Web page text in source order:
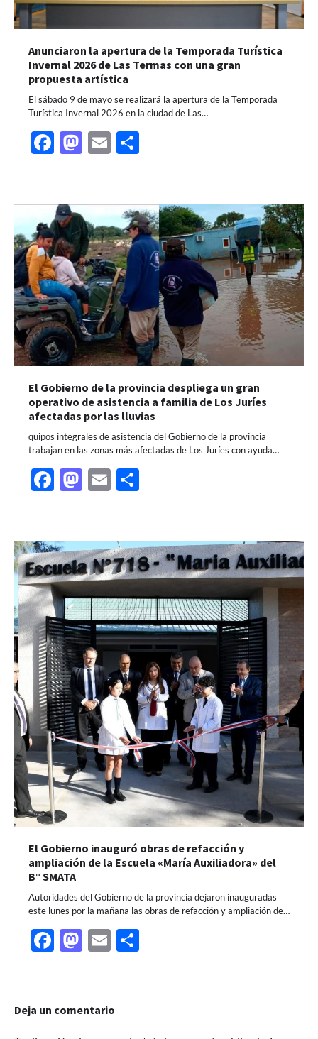
Anunciaron la apertura de la Temporada Turística
Invernal 2026 de Las Termas con una gran
propuesta artística
El sábado 9 de mayo se realizará la apertura de la Temporada
Turística Invernal 2026 en la ciudad de Las…
Facebook
Mastodon
Email
El Gobierno de la provincia despliega un gran
operativo de asistencia a familia de Los Juríes
afectadas por las lluvias
quipos integrales de asistencia del Gobierno de la provincia
trabajan en las zonas más afectadas de Los Juríes con ayuda…
Facebook
Mastodon
Email
El Gobierno inauguró obras de refacción y
ampliación de la Escuela «María Auxiliadora» del
B° SMATA
Autoridades del Gobierno de la provincia dejaron inauguradas
este lunes por la mañana las obras de refacción y ampliación de…
Facebook
Mastodon
Email
Deja un comentario